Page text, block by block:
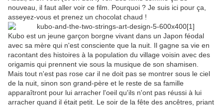
nouveau, il faut aller voir ce film. Pourquoi ? Je suis ici pour ça,
asseyez-vous et prenez un chocolat chaud !
Kubo est un jeune garçon borgne vivant dans un Japon féodal
avec sa mère qui n'est consciente que la nuit. Il gagne sa vie en
racontant des histoires à la population du village voisin avec des
origamis qui prennent vie sous la musique de son shamisen.
Mais tout n'est pas rose car il ne doit pas se montrer sous le ciel
de la nuit, sinon son grand-père et le reste de sa famille
apparaîtront pour lui arracher l'oeil qu'ils n'ont pas réussi à lui
arracher quand il était petit. Le soir de la fête des ancêtres, priant